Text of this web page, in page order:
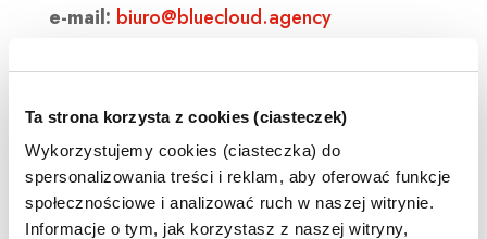
Ta strona korzysta z cookies (ciasteczek)
Wykorzystujemy cookies (ciasteczka) do
spersonalizowania treści i reklam, aby oferować funkcje
społecznościowe i analizować ruch w naszej witrynie.
Informacje o tym, jak korzystasz z naszej witryny,
e-mail: biuro@bluecloud.agency